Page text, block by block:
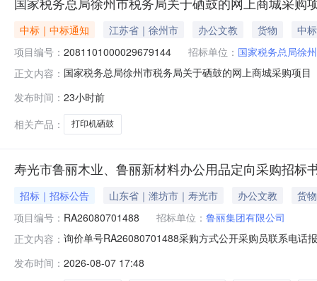
中标｜中标通知 江苏省｜徐州市 办公文教 货物
中
项目编号： 2081101000029679144 招标单位： 国家税务总局徐
正文内容： 国家税务总局徐州市税务局关于硒鼓的网上商城采购项
市本级报价起止时间:-二、采购单位信息采购单位名称:
发布时间： 23小时前
相关产品：
打印机硒鼓
寿光市鲁丽木业、鲁丽新材料办公用品定向采购招标
招标｜招标公告 山东省｜潍坊市｜寿光市 办公文教
货物
项目编号： RA26080701488 招标单位： 鲁丽集团有限公司
正文内容： 询价单号RA26080701488采购方式公开采购员联系电话
0.8cm*250m30.0卷2026-09-06袁志滨（湿板码垛机）
发布时间： 2026-08-07 17:48